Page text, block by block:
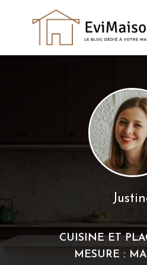
CUISINE ET
MESURE :